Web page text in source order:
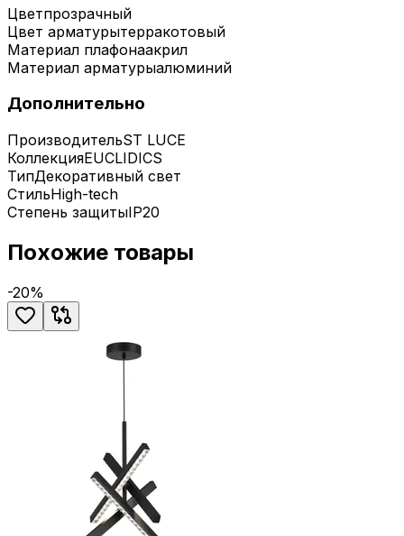
Цветпрозрачный
Цвет арматурытерракотовый
Материал плафонаакрил
Материал арматурыалюминий
Дополнительно
ПроизводительST LUCE
КоллекцияEUCLIDICS
ТипДекоративный свет
СтильHigh-tech
Степень защитыIP20
Похожие товары
-20%